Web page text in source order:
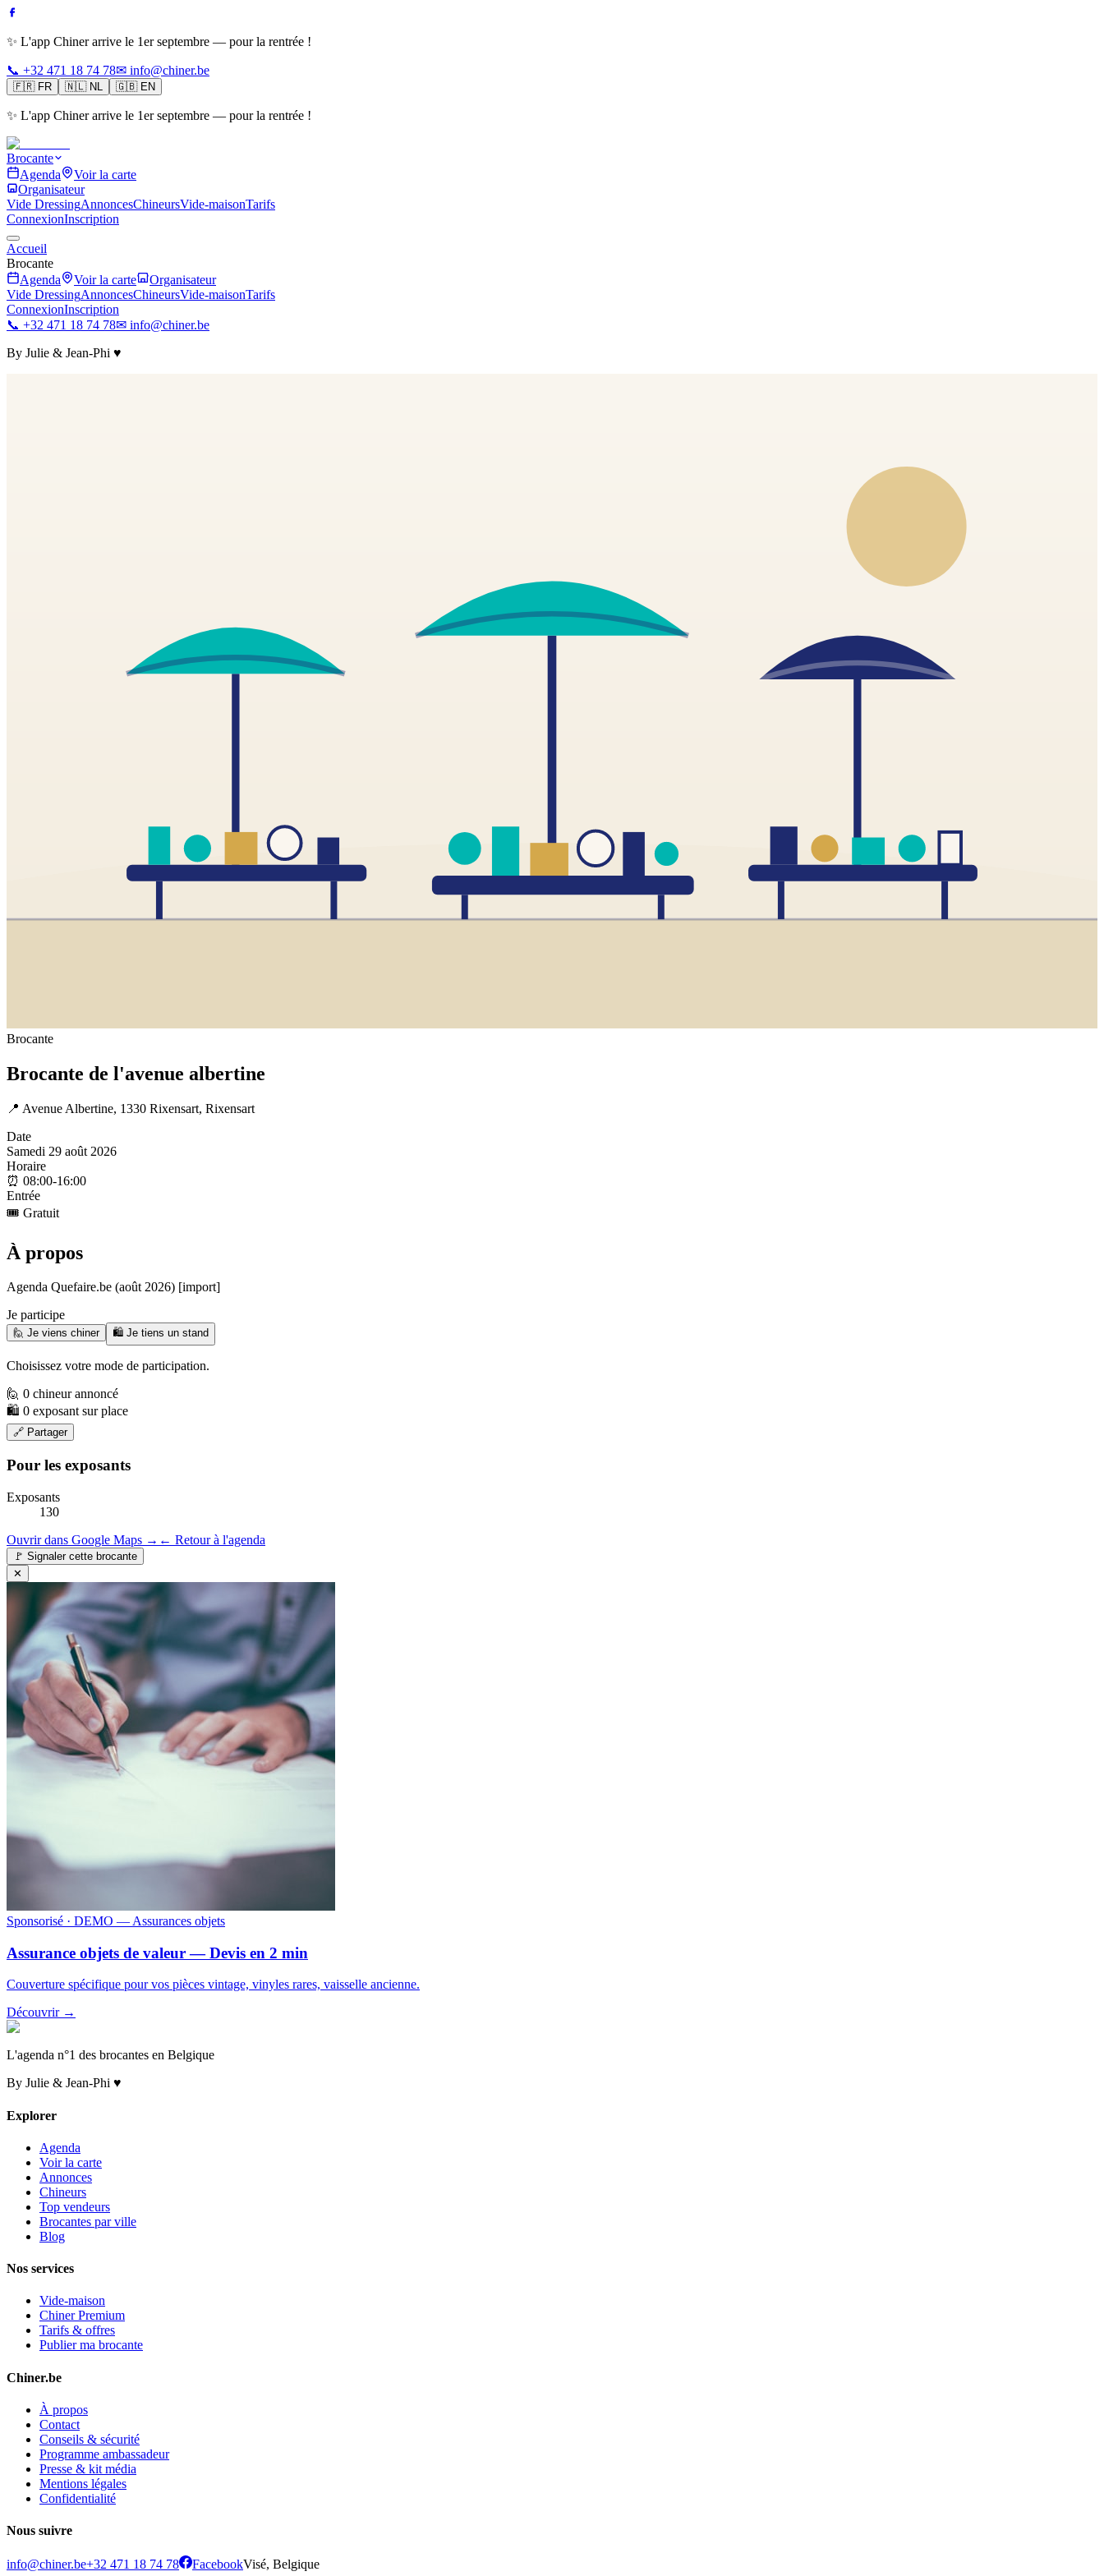
✨ L'app Chiner arrive le 1er septembre — pour la rentrée !
📞 +32 471 18 74 78✉ info@chiner.be
🇫🇷 FR 🇳🇱 NL 🇬🇧 EN
✨ L'app Chiner arrive le 1er septembre — pour la rentrée !
Brocante
Agenda
Voir la carte
Organisateur
Vide DressingAnnoncesChineursVide-maisonTarifs
ConnexionInscription
Accueil
Brocante
Agenda
Voir la carte
Organisateur
Vide DressingAnnoncesChineursVide-maisonTarifs
ConnexionInscription
📞 +32 471 18 74 78✉ info@chiner.be
By Julie & Jean-Phi ♥
Brocante
Brocante de l'avenue albertine
📍 Avenue Albertine, 1330 Rixensart, Rixensart
Date
Samedi 29 août 2026
Horaire
⏰ 08:00-16:00
Entrée
🎟️ Gratuit
À propos
Agenda Quefaire.be (août 2026) [import]
Je participe
🙋 Je viens chiner 🛍️ Je tiens un stand
Choisissez votre mode de participation.
🙋 0 chineur annoncé
🛍️ 0 exposant sur place
🔗 Partager
Pour les exposants
Exposants
130
Ouvrir dans Google Maps → ← Retour à l'agenda
🚩 Signaler cette brocante
✕
Sponsorisé · DEMO — Assurances objets
Assurance objets de valeur — Devis en 2 min
Couverture spécifique pour vos pièces vintage, vinyles rares, vaisselle ancienne.
Découvrir →
L'agenda n°1 des brocantes en Belgique
By Julie & Jean-Phi ♥
Explorer
Agenda
Voir la carte
Annonces
Chineurs
Top vendeurs
Brocantes par ville
Blog
Nos services
Vide-maison
Chiner Premium
Tarifs & offres
Publier ma brocante
Chiner.be
À propos
Contact
Conseils & sécurité
Programme ambassadeur
Presse & kit média
Mentions légales
Confidentialité
Nous suivre
info@chiner.be+32 471 18 74 78 FacebookVisé, Belgique